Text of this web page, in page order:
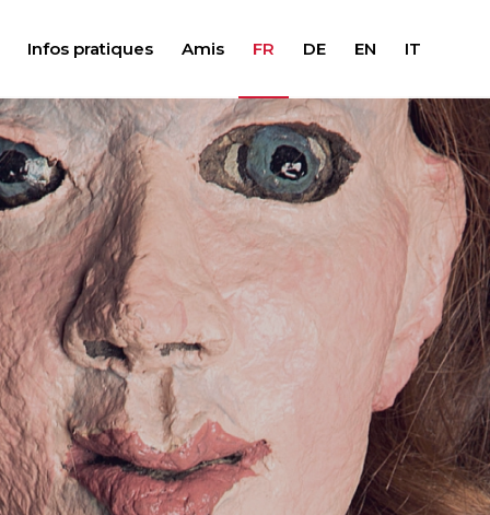
Infos pratiques Amis FR DE EN IT